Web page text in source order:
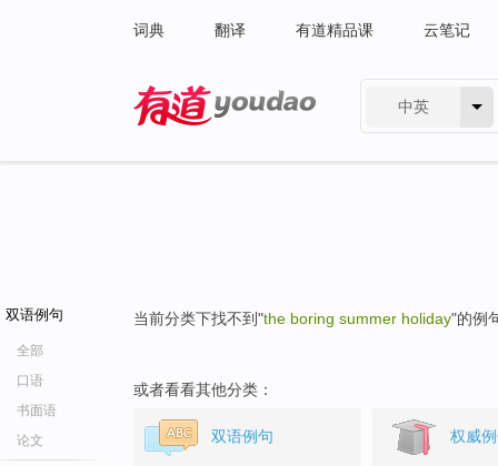
词典 翻译 有道精品课 云笔记
中英
双语例句
全部
口语
书面语
论文
当前分类下找不到"the boring summer holiday"的例
或者看看其他分类：
双语例句 权威